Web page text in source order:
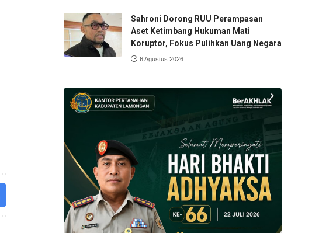
Sahroni Dorong RUU Perampasan
Aset Ketimbang Hukuman Mati
Koruptor, Fokus Pulihkan Uang Negara
6 Agustus 2026